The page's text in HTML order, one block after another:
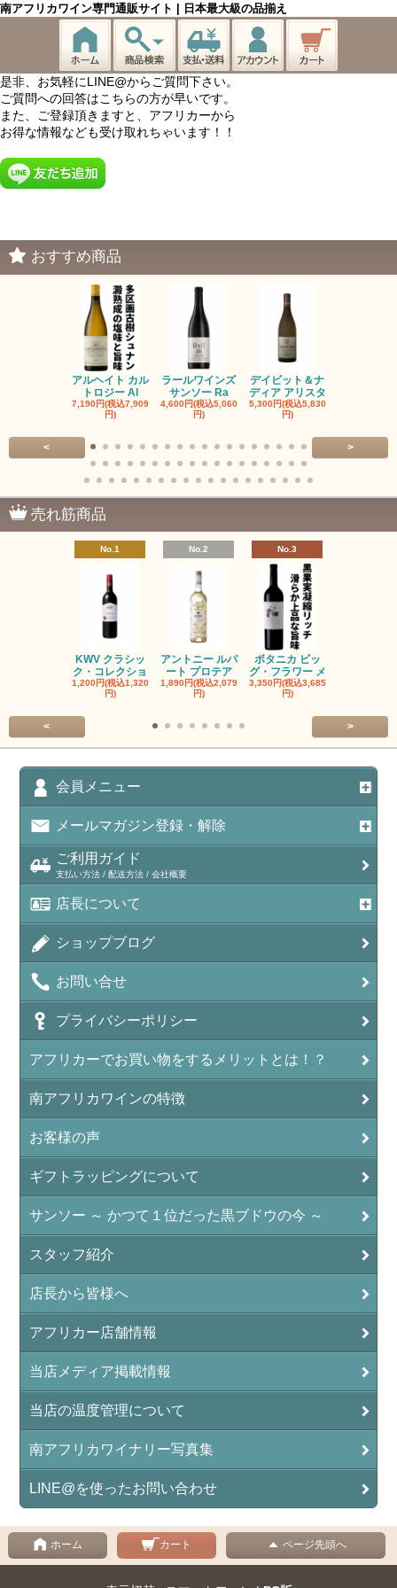
南アフリカワイン専門通販サイト | 日本最大級の品揃え
是非、お気軽にLINE@からご質問下さい。
ご質問への回答はこちらの方が早いです。
また、ご登録頂きますと、アフリカーから
お得な情報なども受け取れちゃいます！！
おすすめ商品
アルヘイト カル
トロジー Al
7,190円(税込7,909
円)
ラールワインズ
サンソー Ra
4,600円(税込5,060
円)
デイビット＆ナ
ディア アリスタ
5,300円(税込5,830
円)
< >
売れ筋商品
No.1
KWV クラシッ
ク・コレクショ
1,200円(税込1,320
円)
No.2
アントニー ルパ
ート プロテア
1,890円(税込2,079
円)
No.3
ボタニカ ビッ
グ・フラワー メ
3,350円(税込3,685
円)
< >
会員メニュー
メールマガジン登録・解除
ご利用ガイド
支払い方法 / 配送方法 / 会社概要
店長について
ショップブログ
お問い合せ
プライバシーポリシー
アフリカーでお買い物をするメリットとは！？
南アフリカワインの特徴
お客様の声
ギフトラッピングについて
サンソー ～ かつて１位だった黒ブドウの今 ～
スタッフ紹介
店長から皆様へ
アフリカー店舗情報
当店メディア掲載情報
当店の温度管理について
南アフリカワイナリー写真集
LINE@を使ったお問い合わせ
ホーム カート ページ先頭へ